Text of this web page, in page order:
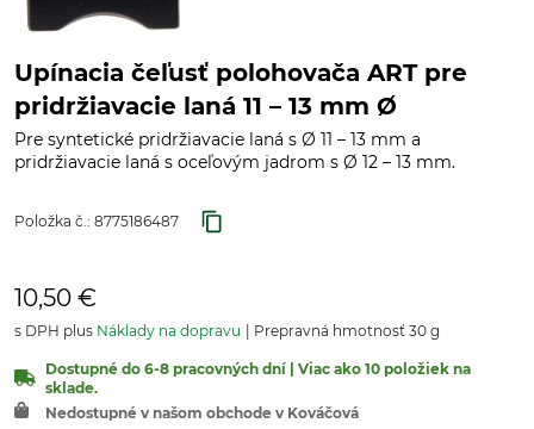
Upínacia čeľusť polohovača ART pre
pridržiavacie laná 11 – 13 mm Ø
Pre syntetické pridržiavacie laná s Ø 11 – 13 mm a
pridržiavacie laná s oceľovým jadrom s Ø 12 – 13 mm.
Položka č.: 8775186487
10,50 €
s DPH plus Náklady na dopravu Prepravná hmotnosť 30 g
Dostupné do 6-8 pracovných dní | Viac ako 10 položiek na
sklade.
Nedostupné v našom obchode v Kováčová